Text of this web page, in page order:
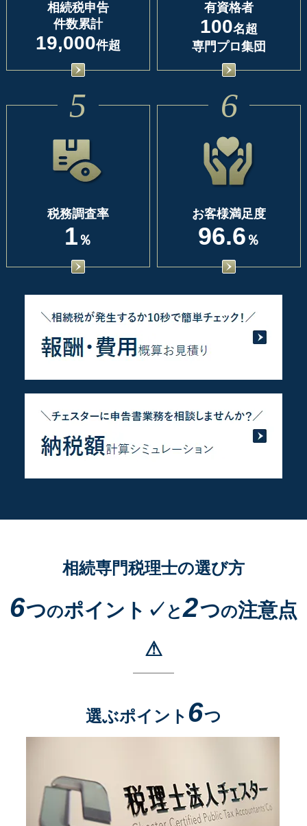
相続税申告
件数累計
19,000件超
有資格者
100名超
専門プロ集団
5
税務調査率
1 ％
6
お客様満足度
96.6 ％
相続専門税理士の選び方
6つのポイント✓ と2つの注意点
⚠
選ぶポイント 6つ